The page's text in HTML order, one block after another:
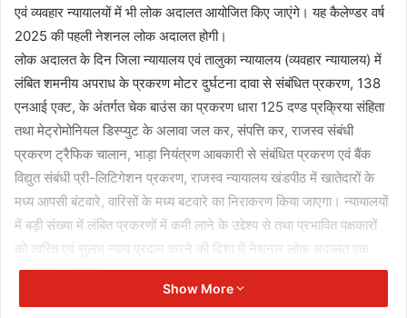
एवं व्यवहार न्यायालयों में भी लोक अदालत आयोजित किए जाएंगे। यह कैलेण्डर वर्ष
2025 की पहली नेशनल लोक अदालत होगी।
लोक अदालत के दिन जिला न्यायालय एवं तालुका न्यायालय (व्यवहार न्यायालय) में
लंबित शमनीय अपराध के प्रकरण मोटर दुर्घटना दावा से संबंधित प्रकरण, 138
एनआई एक्ट, के अंतर्गत चेक बाउंस का प्रकरण धारा 125 दण्ड प्रक्रिया संहिता
तथा मेट्रोमोनियल डिस्प्युट के अलावा जल कर, संपत्ति कर, राजस्व संबंधी
प्रकरण ट्रैफिक चालान, भाड़ा नियंत्रण आबकारी से संबंधित प्रकरण एवं बैंक
विद्युत संबंधी प्री-लिटिगेशन प्रकरण, राजस्व न्यायालय खंडपीठ में खातेदारों के
मध्य आपसी बंटवारे, वारिसों के मध्य बटवारे का निराकरण किया जाएगा। न्यायालयों
में बड़ी संख्या में लंबित प्रकरणों में कमी लाने के उद्देश्य से तथा प्रभावित पक्षकारों
को त्वरित एवं सुलभ न्याय प्रदान करने की दिशा में नेशनल लोक अदालत एक
प्रभावशाली कदम है।
नेशनल लोक अदालत के लिए खण्डपीठों का गठन कर विभिन्न प्रकरणों तथा
Show More